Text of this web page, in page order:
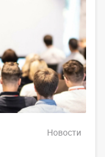
Новости